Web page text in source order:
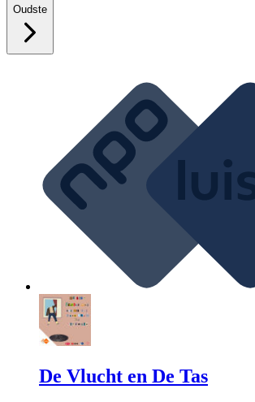
Oudste
De Vlucht en De Tas